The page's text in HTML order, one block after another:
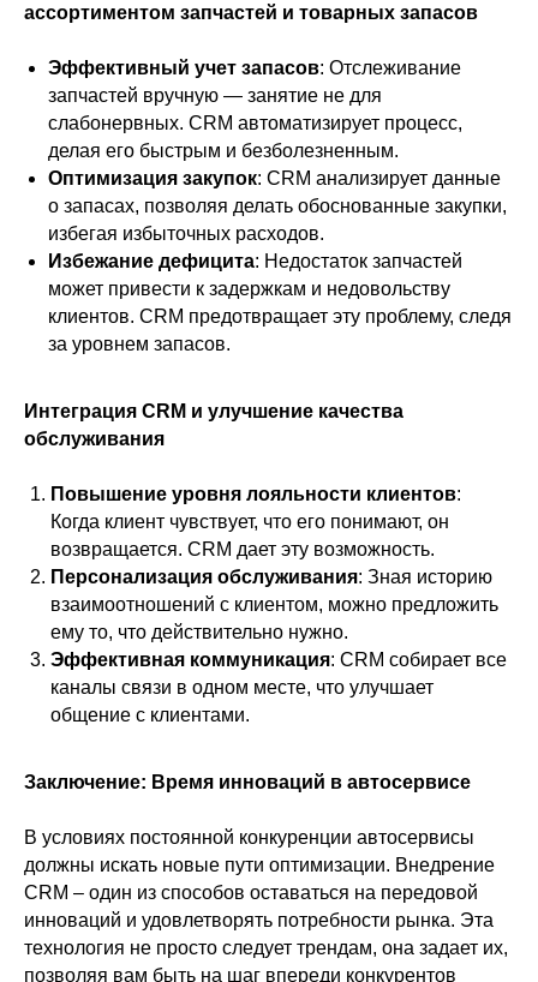
ассортиментом запчастей и товарных запасов
Эффективный учет запасов: Отслеживание
запчастей вручную — занятие не для
слабонервных. CRM автоматизирует процесс,
делая его быстрым и безболезненным.
Оптимизация закупок: CRM анализирует данные
о запасах, позволяя делать обоснованные закупки,
избегая избыточных расходов.
Избежание дефицита: Недостаток запчастей
может привести к задержкам и недовольству
клиентов. CRM предотвращает эту проблему, следя
за уровнем запасов.
Интеграция CRM и улучшение качества
обслуживания
Повышение уровня лояльности клиентов:
Когда клиент чувствует, что его понимают, он
возвращается. CRM дает эту возможность.
Персонализация обслуживания: Зная историю
взаимоотношений с клиентом, можно предложить
ему то, что действительно нужно.
Эффективная коммуникация: CRM собирает все
каналы связи в одном месте, что улучшает
общение с клиентами.
Заключение: Время инноваций в автосервисе
В условиях постоянной конкуренции автосервисы
должны искать новые пути оптимизации. Внедрение
CRM – один из способов оставаться на передовой
инноваций и удовлетворять потребности рынка. Эта
технология не просто следует трендам, она задает их,
позволяя вам быть на шаг впереди конкурентов